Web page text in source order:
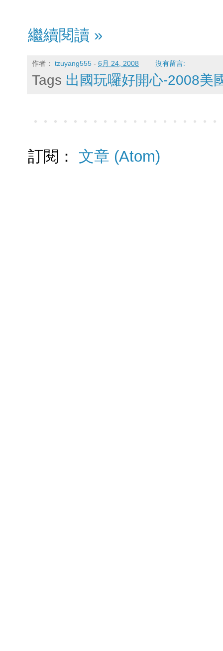
繼續閱讀 »
作者： tzuyang555 - 6月 24, 2008 沒有留言:
Tags 出國玩囉好開心-2008美
訂閱： 文章 (Atom)